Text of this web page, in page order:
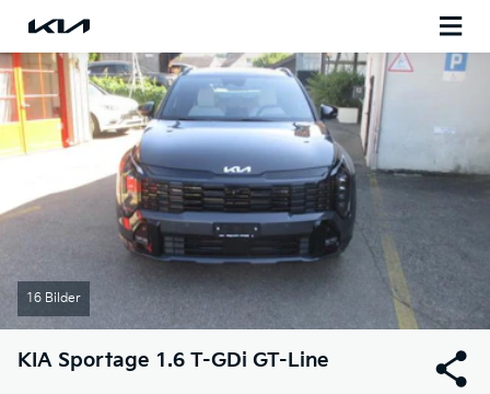
16 Bilder
KIA Sportage 1.6 T-GDi GT-Line